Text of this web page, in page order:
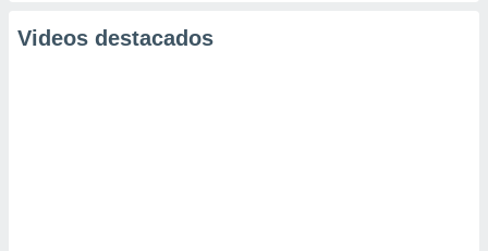
Videos destacados